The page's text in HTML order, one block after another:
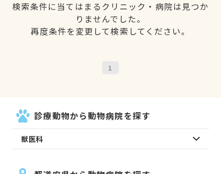
検索条件に当てはまるクリニック・病院は見つか
りませんでした。
再度条件を変更して検索してください。
1
診療動物から動物病院を探す
獣医科